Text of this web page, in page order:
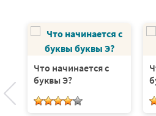
Что начинается с
буквы Э?